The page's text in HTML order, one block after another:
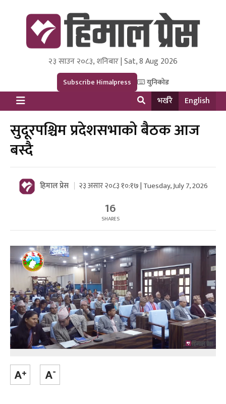
Himal Press
Dot NewsyNepal Media and Research Pvt Ltd.
२३ साउन २०८३, शनिबार | Sat, 8 Aug 2026
Subscribe Himalpress युनिकोड
भर्खरै English
सुदूरपश्चिम प्रदेशसभाको बैठक आज
बस्दै
हिमाल प्रेस २३ असार २०८३ १०:१७ | Tuesday, July 7, 2026
16
SHARES